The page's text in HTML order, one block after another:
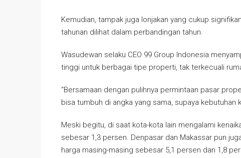
Kemudian, tampak juga lonjakan yang cukup
tahunan dilihat dalam perbandingan tahun.
Wasudewan selaku CEO 99 Group Indonesia
tinggi untuk berbagai tipe properti, tak terkecuali
“Bersamaan dengan pulihnya permintaan pasar
bisa tumbuh di angka yang sama, supaya kebutuhan
Meski begitu, di saat kota-kota lain mengalami
sebesar 1,3 persen. Denpasar dan Makassar pun
harga masing-masing sebesar 5,1 persen dan 1,8